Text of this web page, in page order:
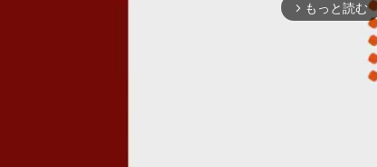
arrow_forward_ios もっと読む